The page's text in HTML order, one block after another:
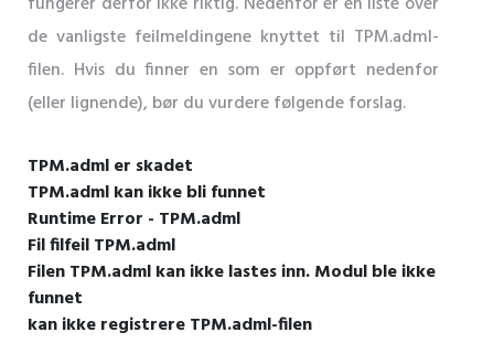
de vanligste feilmeldingene knyttet til TPM.adml-
filen. Hvis du finner en som er oppført nedenfor
(eller lignende), bør du vurdere følgende forslag.
TPM.adml er skadet
TPM.adml kan ikke bli funnet
Runtime Error - TPM.adml
Fil filfeil TPM.adml
Filen TPM.adml kan ikke lastes inn. Modul ble ikke
funnet
kan ikke registrere TPM.adml-filen